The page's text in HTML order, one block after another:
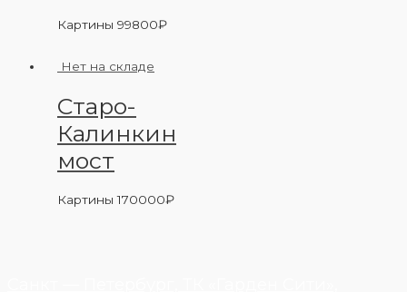
Картины 99800₽
Нет на складе
Старо-
Калинкин
мост
Картины170000₽